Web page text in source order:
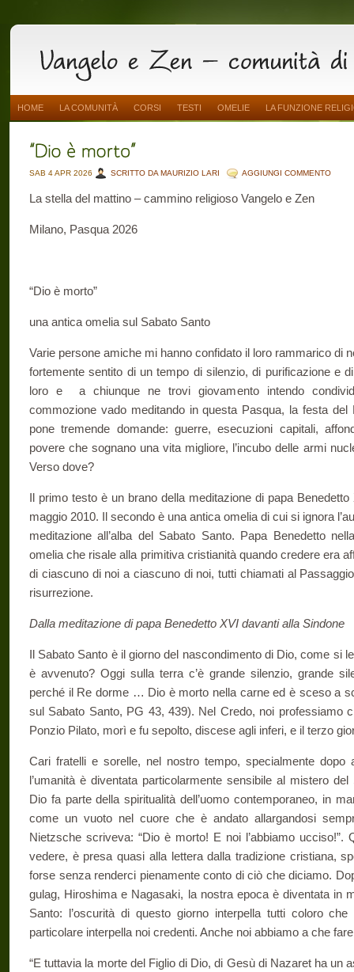
HOME LA COMUNITÀ CORSI TESTI OMELIE LA FUNZIONE
SAB 4 APR 2026 SCRITTO DA MAURIZIO LARI AGGIUNGI COMMENTO
La stella del mattino – cammino religioso Vangelo e Zen
Milano, Pasqua 2026
“Dio è morto”
una antica omelia sul Sabato Santo
Varie persone amiche mi hanno confidato il loro rammarico di
fortemente sentito di un tempo di silenzio, di purificazione e
loro e a chiunque ne trovi giovamento intendo
commozione vado meditando in questa Pasqua, la festa del
pone tremende domande: guerre, esecuzioni capitali,
povere che sognano una vita migliore, l’incubo delle armi
Verso dove?
Il primo testo è un brano della meditazione di papa
maggio 2010. Il secondo è una antica omelia di cui si ignora
meditazione all’alba del Sabato Santo. Papa Benedetto
omelia che risale alla primitiva cristianità quando credere era
di ciascuno di noi a ciascuno di noi, tutti chiamati al
risurrezione.
Dalla meditazione di papa Benedetto XVI davanti alla Sindone
Il Sabato Santo è il giorno del nascondimento di Dio, come si
è avvenuto? Oggi sulla terra c’è grande silenzio, grande
perché il Re dorme … Dio è morto nella carne ed è sceso a
sul Sabato Santo, PG 43, 439). Nel Credo, noi professiamo
Ponzio Pilato, morì e fu sepolto, discese agli inferi, e il terzo
Cari fratelli e sorelle, nel nostro tempo, specialmente
l’umanità è diventata particolarmente sensibile al mistero
Dio fa parte della spiritualità dell’uomo contemporaneo, in
come un vuoto nel cuore che è andato allargandosi
Nietzsche scriveva: “Dio è morto! E noi l’abbiamo ucciso!”.
vedere, è presa quasi alla lettera dalla tradizione cristiana,
forse senza renderci pienamente conto di ciò che diciamo.
gulag, Hiroshima e Nagasaki, la nostra epoca è diventata in
Santo: l’oscurità di questo giorno interpella tutti coloro
particolare interpella noi credenti. Anche noi abbiamo a che
“E tuttavia la morte del Figlio di Dio, di Gesù di Nazaret ha un